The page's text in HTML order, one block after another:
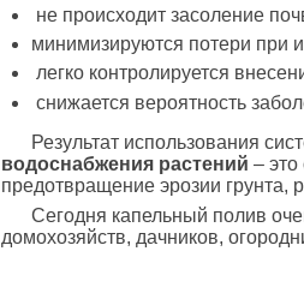
не происходит засоление
минимизируются потери при
легко контролируется
снижается вероятность
Результат использования
водоснабжения растений –
предотвращение эрозии грунта,
Сегодня капельный полив
домохозяйств, дачников,